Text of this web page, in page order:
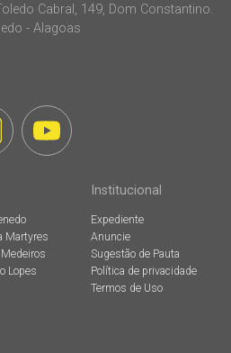
Cabral, 149, Dom Constantino.
- Alagoas
Martyres
Lopes
Institucional
Expediente
Anuncie
Sugestão de Pauta
Política de privacidade
Termos de Uso